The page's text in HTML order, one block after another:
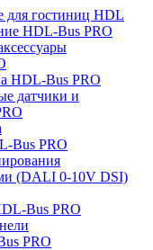
для гостиниц HDL
HDL-Bus PRO
HDL-Bus PRO
датчики и
Bus PRO
(DALI 0-10V DSI)
Bus PRO
PRO